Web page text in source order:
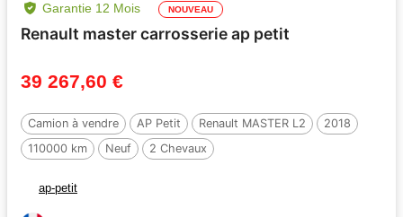
Garantie 12 Mois NOUVEAU
Renault master carrosserie ap petit
39 267,60 €
Camion à vendre AP Petit Renault MASTER L2
2018
110000 km
Neuf 2 Chevaux
ap-petit